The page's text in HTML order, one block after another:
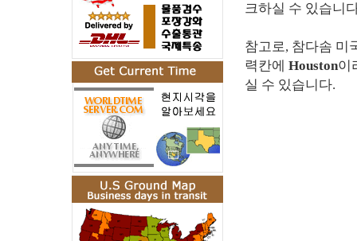
크하실 수 있습니
참고로, 참다솜 미
력칸에 Houston이
실 수 있습니다.